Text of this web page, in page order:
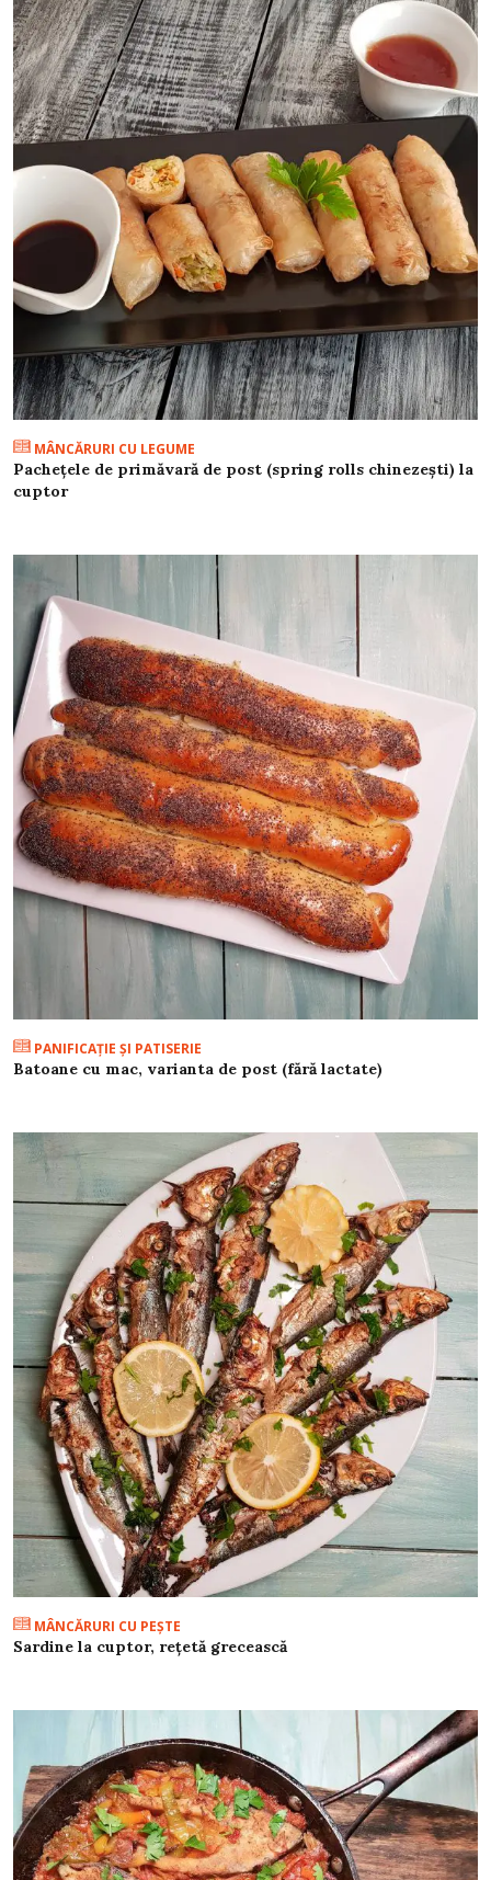
MÂNCĂRURI CU LEGUME
Pachețele de primăvară de post (spring rolls chinezești) la
cuptor
PANIFICAŢIE ŞI PATISERIE
Batoane cu mac, varianta de post (fără lactate)
MÂNCĂRURI CU PEŞTE
Sardine la cuptor, rețetă grecească